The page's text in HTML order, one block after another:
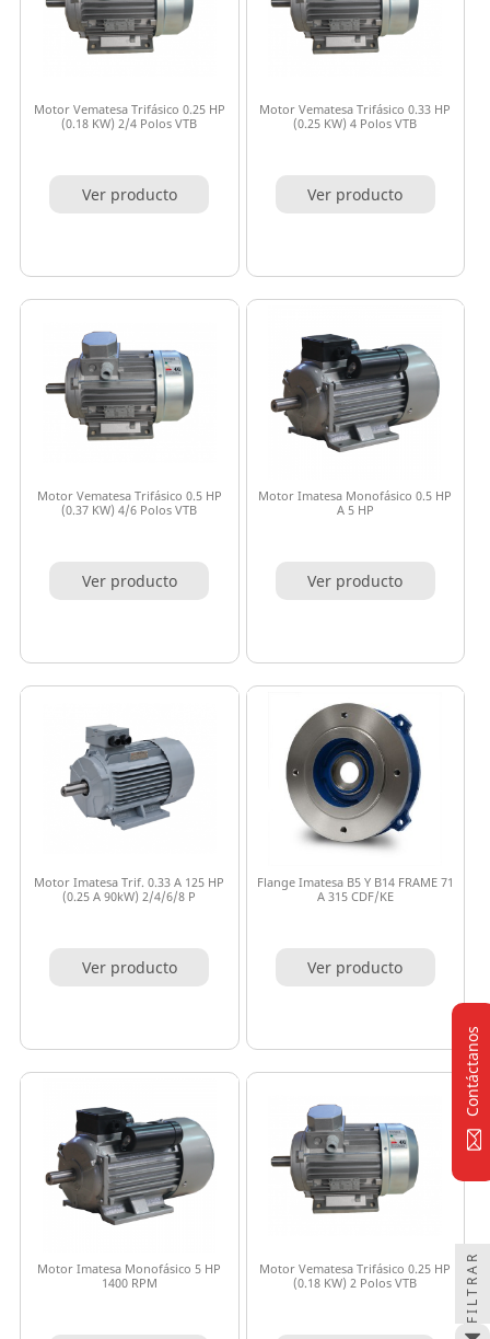
Motor Vematesa Trifásico 0.25 HP
(0.18 KW) 2/4 Polos VTB
Ver producto
Motor Vematesa Trifásico 0.33 HP
(0.25 KW) 4 Polos VTB
Ver producto
Motor Vematesa Trifásico 0.5 HP
(0.37 KW) 4/6 Polos VTB
Ver producto
Motor Imatesa Monofásico 0.5 HP
A 5 HP
Ver producto
Motor Imatesa Trif. 0.33 A 125 HP
(0.25 A 90kW) 2/4/6/8 P
Ver producto
Flange Imatesa B5 Y B14 FRAME 71
A 315 CDF/KE
Ver producto
Motor Imatesa Monofásico 5 HP
1400 RPM
Motor Vematesa Trifásico 0.25 HP
(0.18 KW) 2 Polos VTB
Contáctanos
FILTRAR